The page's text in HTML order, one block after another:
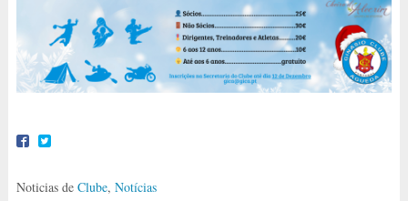
Noticias de Clube, Notícias